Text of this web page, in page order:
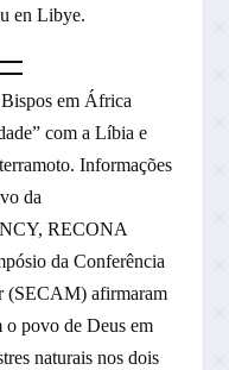
en Libye.
em África
com a Líbia e
Informações
da
RECONA
da Conferência
(SECAM) afirmaram
o povo de Deus em
naturais nos dois